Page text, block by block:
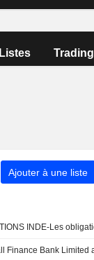
Listes Trading
Ajouter à une liste